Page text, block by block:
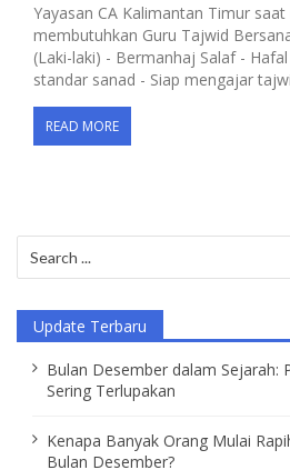
Yayasan CA Kalimantan Timur
membutuhkan Guru Tajwid
(Laki-laki) - Bermanhaj Salaf -
standar sanad - Siap mengajar
READ MORE
for:
Update Terbaru
Bulan Desember dalam Sejarah:
Sering Terlupakan
Kenapa Banyak Orang Mulai
Bulan Desember?